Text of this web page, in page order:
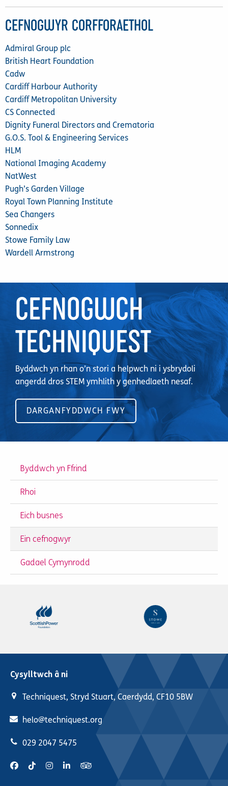
CEFNOGWYR CORFFORAETHOL
Admiral Group plc
British Heart Foundation
Cadw
Cardiff Harbour Authority
Cardiff Metropolitan University
CS Connected
Dignity Funeral Directors and Crematoria
G.O.S. Tool & Engineering Services
HLM
National Imaging Academy
NatWest
Pugh’s Garden Village
Royal Town Planning Institute
Sea Changers
Sonnedix
Stowe Family Law
Wardell Armstrong
CEFNOGWCH
TECHNIQUEST
Byddwch yn rhan o’n stori a helpwch ni i ysbrydoli
angerdd dros STEM ymhlith y genhedlaeth nesaf.
DARGANFYDDWCH FWY
Byddwch yn Ffrind
Rhoi
Eich busnes
Ein cefnogwyr
Gadael Cymynrodd
Cysylltwch â ni
Techniquest, Stryd Stuart, Caerdydd, CF10 5BW
helo@techniquest.org
029 2047 5475